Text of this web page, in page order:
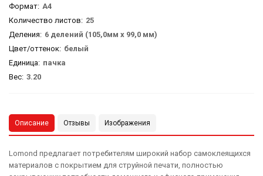
Формат: А4
Количество листов: 25
Деления: 6 делений (105,0мм х 99,0 мм)
Цвет/оттенок: белый
Единица: пачка
Вес: 3.20
Описание Отзывы Изображения
Lomond предлагает потребителям широкий набор самоклеящихся
материалов с покрытием для струйной печати, полностью